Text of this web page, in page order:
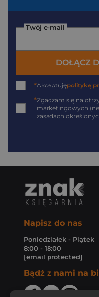
Twój e-mail
DOŁĄCZ
*Akceptujępolitykę
*Zgadzam się na
marketingowych
zasadach
Napisz do nas
Poniedziałek - Piątek
8:00 - 18:00
[email protected]
Bądź z nami na